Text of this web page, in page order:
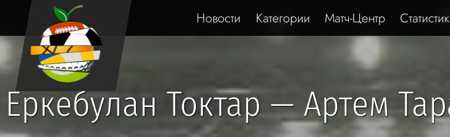
Новости Категории Матч-Центр
Еркебулан Токтар — Артем